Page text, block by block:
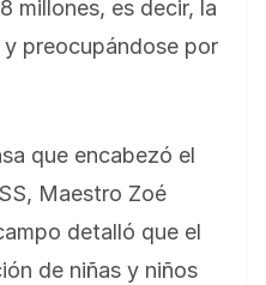
millones, es decir, la
preocupándose por
que encabezó el
Maestro Zoé
detalló que el
de niñas y niños